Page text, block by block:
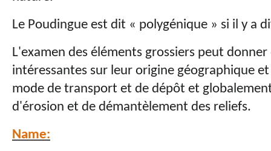
Le Poudingue est dit « polygénique » si il y a
L'examen des éléments grossiers peut
intéressantes sur leur origine géographique
mode de transport et de dépôt et
d'érosion et de démantèlement des reliefs.
Name: